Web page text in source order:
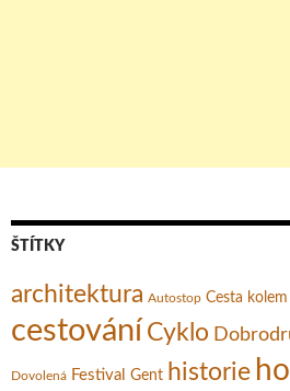
ŠTÍTKY
architektura Autostop Cesta
cestování Cyklo
Dovolená Festival Gent historie